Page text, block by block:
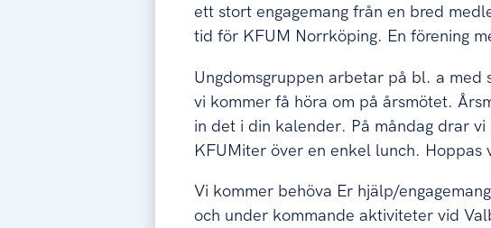
ett stort engagemang från en bred
tid för KFUM Norrköping. En förening
Ungdomsgruppen arbetar på bl. a med
vi kommer få höra om på årsmötet.
in det i din kalender. På måndag drar
KFUMiter över en enkel lunch. Hoppas
Vi kommer behöva Er hjälp/
och under kommande aktiviteter vid